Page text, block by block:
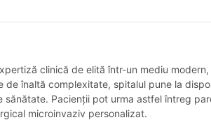
clinică de elită într-un mediu
înaltă complexitate, spitalul pune la
Pacienții pot urma astfel întreg
microinvaziv personalizat.